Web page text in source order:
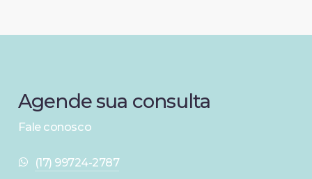
Agendesua consulta
Fale conosco
(17) 99724-2787